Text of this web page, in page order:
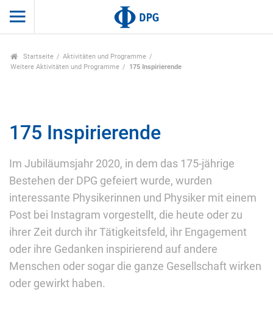
Startseite
Aktivitäten und Programme
Weitere Aktivitäten und Programme
175 Inspirierende
175 Inspirierende
Im Jubiläumsjahr 2020, in dem das 175-jährige
Bestehen der DPG gefeiert wurde, wurden
interessante Physikerinnen und Physiker mit einem
Post bei Instagram vorgestellt, die heute oder zu
ihrer Zeit durch ihr Tätigkeitsfeld, ihr Engagement
oder ihre Gedanken inspirierend auf andere
Menschen oder sogar die ganze Gesellschaft wirken
oder gewirkt haben.